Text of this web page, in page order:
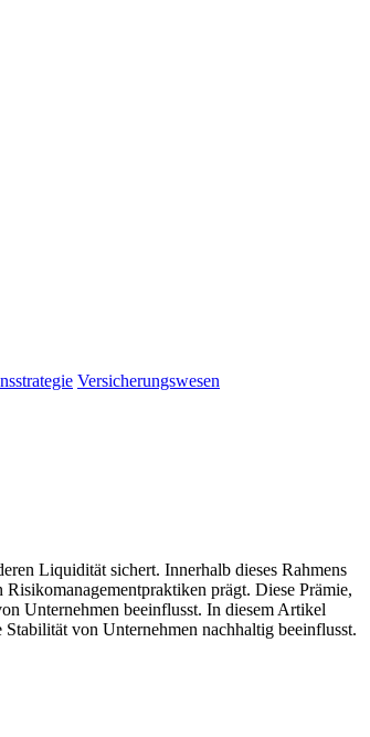
Versicherungswesen
​Liquidität ⁣sichert.​ Innerhalb dieses Rahmens
prägt.⁣ Diese Prämie,
Unternehmen beeinflusst. In⁣ diesem Artikel
von Unternehmen nachhaltig beeinflusst.